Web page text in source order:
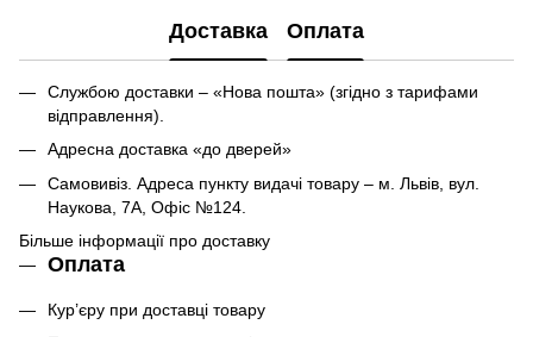
Доставка Оплата
Службою доставки – «Нова пошта» (згідно з тарифами
відправлення).
Адресна доставка «до дверей»
Самовивіз. Адреса пункту видачі товару – м. Львів, вул.
Наукова, 7А, Офіс №124.
Більше інформації про доставку
Оплата
Кур’єру при доставці товару